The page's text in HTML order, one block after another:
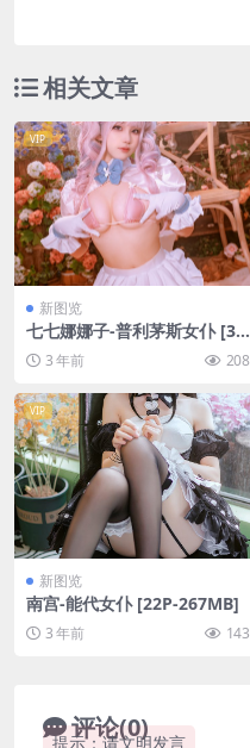
相关文章
VIP
新图览
七七娜娜子-普利茅斯女仆 [39
P-294MB]
3 年前 208
VIP
新图览
南宫-能代女仆 [22P-267MB]
3 年前 143
评论(0)
提示：请文明发言